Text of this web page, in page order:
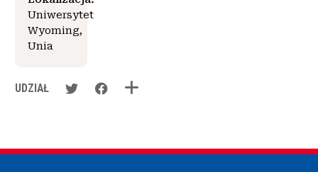
Uniwersytet
Wyoming,
Unia
UDZIAŁ